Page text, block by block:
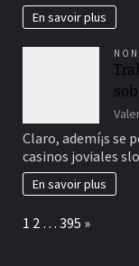
En savoir plus
Claro, ademí¡s se
casinos joviales
En savoir plus
Page:
1 2 … 395 Next
»